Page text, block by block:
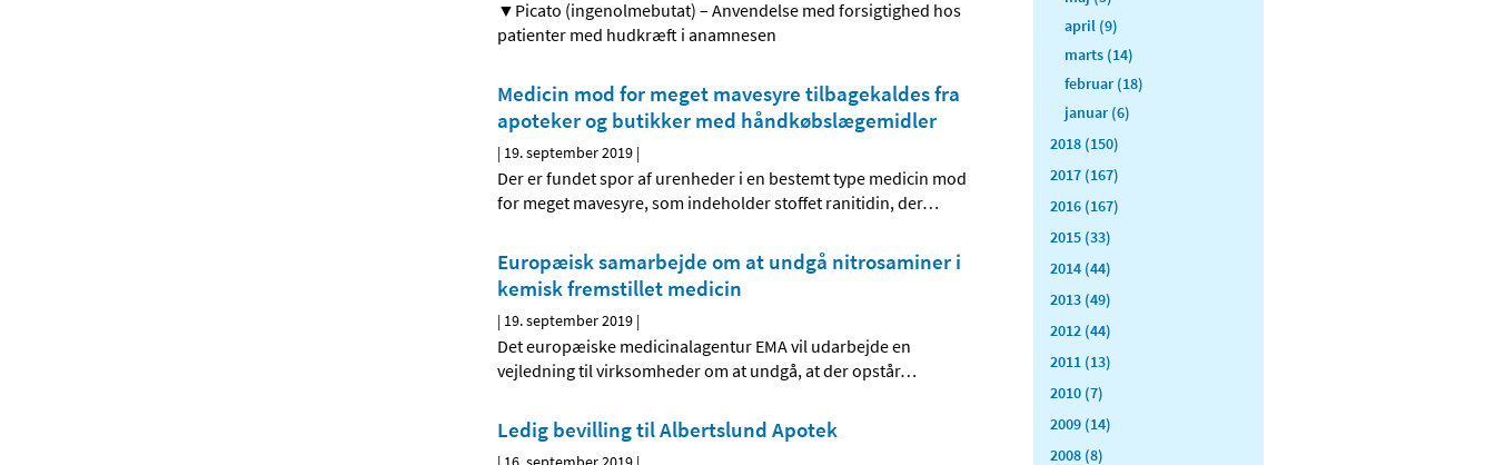
▼Picato (ingenolmebutat) – Anvendelse med forsigtighed hos
patienter med hudkræft i anamnesen
Medicin mod for meget mavesyre tilbagekaldes fra
apoteker og butikker med håndkøbslægemidler
| 19. september 2019 |
Der er fundet spor af urenheder i en bestemt type medicin mod
for meget mavesyre, som indeholder stoffet ranitidin, der…
Europæisk samarbejde om at undgå nitrosaminer i
kemisk fremstillet medicin
| 19. september 2019 |
Det europæiske medicinalagentur EMA vil udarbejde en
vejledning til virksomheder om at undgå, at der opstår…
Ledig bevilling til Albertslund Apotek
april (9)
marts (14)
februar (18)
januar (6)
2018 (150)
2017 (167)
2016 (167)
2015 (33)
2014 (44)
2013 (49)
2012 (44)
2011 (13)
2010 (7)
2009 (14)
2008 (8)